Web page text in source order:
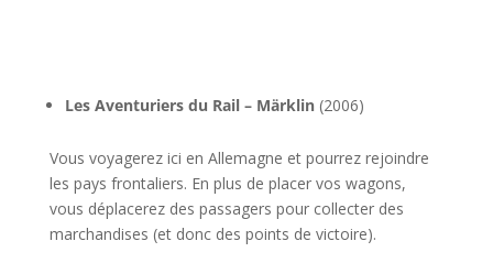
Les Aventuriers du Rail – Märklin(2006)
Vous voyagerez ici en Allemagne et pourrez rejoindre
les pays frontaliers. En plus de placer vos wagons,
vous déplacerez des passagers pour collecter des
marchandises (et donc des points de victoire).